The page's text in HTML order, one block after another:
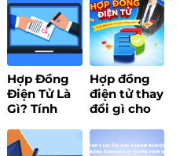
Quy Định
Pháp Luật
Hợp Đồng
Điện Tử Là
Gì? Tính
Ích, Đặc
Hợp đồng
điện tử thay
đổi gì cho
nghiệp?